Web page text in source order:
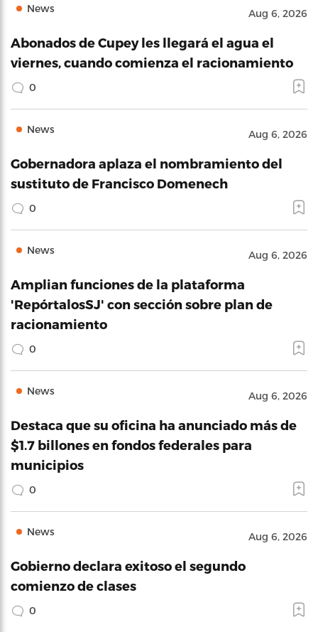
News Aug 6, 2026
Abonados de Cupey les llegará el agua el
viernes, cuando comienza el racionamiento
0
News Aug 6, 2026
Gobernadora aplaza el nombramiento del
sustituto de Francisco Domenech
0
News Aug 6, 2026
Amplian funciones de la plataforma
'RepórtalosSJ' con sección sobre plan de
racionamiento
0
News Aug 6, 2026
Destaca que su oficina ha anunciado más de
$1.7 billones en fondos federales para
municipios
0
News Aug 6, 2026
Gobierno declara exitoso el segundo
comienzo de clases
0